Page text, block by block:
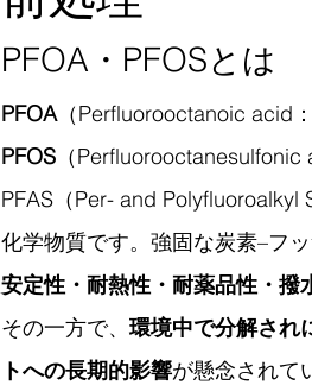
PFOA・PFOSとは
PFOA（Perfluorooctanoic acid
PFOS （
PFAS（Per- and
化学物質です。強固な炭素–フ
安定性・耐熱性・耐薬品性・撥
その一方で、 環境中で分解され
トへの長期的影響が懸念されて